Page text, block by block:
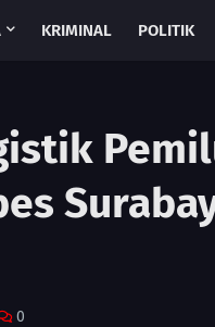
KRIMINAL POLITIK
0